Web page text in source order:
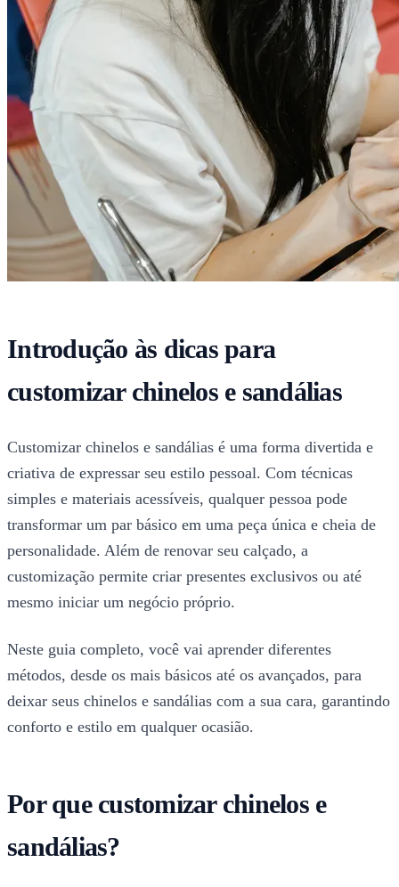
Introdução às dicas para
customizar chinelos e sandálias
Customizar chinelos e sandálias é uma forma divertida e
criativa de expressar seu estilo pessoal. Com técnicas
simples e materiais acessíveis, qualquer pessoa pode
transformar um par básico em uma peça única e cheia de
personalidade. Além de renovar seu calçado, a
customização permite criar presentes exclusivos ou até
mesmo iniciar um negócio próprio.
Neste guia completo, você vai aprender diferentes
métodos, desde os mais básicos até os avançados, para
deixar seus chinelos e sandálias com a sua cara, garantindo
conforto e estilo em qualquer ocasião.
Por que customizar chinelos e
sandálias?